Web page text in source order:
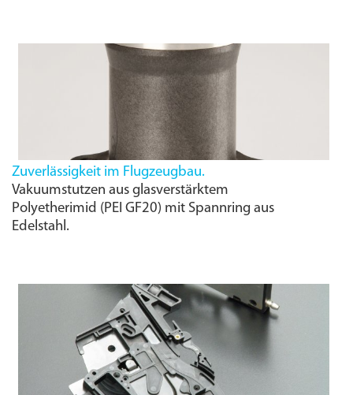
Zuverlässigkeit im Flugzeugbau.
Vakuumstutzen aus glasverstärktem
Polyetherimid (PEI GF20) mit Spannring aus
Edelstahl.